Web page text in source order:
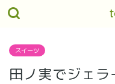
スイーツ
田ノ実でジェ